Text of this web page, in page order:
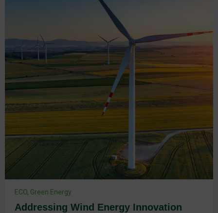
ECO, Green Energy
Addressing Wind Energy Innovation